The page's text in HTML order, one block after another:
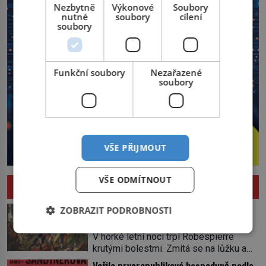
Pád Maximiliena Robespierra: Zuřivého
V horké letní noci trpí Robespierre
krutými bolestmi. Zmítá se na lůžku a
hlavou mu víří kolotoč myšlenek. Když
Nezbytně
nutné
soubory
Výkonové
soubory
Soubory
cílení
Funkční soubory
Nezařazené
soubory
VŠE PŘIJMOUT
VŠE ODMÍTNOUT
ZOBRAZIT PODROBNOSTI